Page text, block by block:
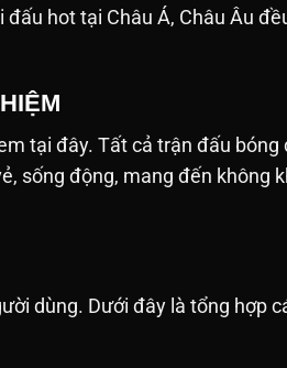
hot tại Châu Á, Châu Âu
tại đây. Tất cả trận đấu
sống động, mang đến không
dùng. Dưới đây là tổng hợp